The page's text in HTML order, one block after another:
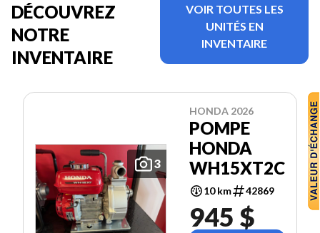
DÉCOUVREZ
NOTRE
INVENTAIRE
VOIR TOUTES LES
UNITÉS EN
INVENTAIRE
3
HONDA 2026
POMPE
HONDA
WH15XT2C
10 km 42869
945 $